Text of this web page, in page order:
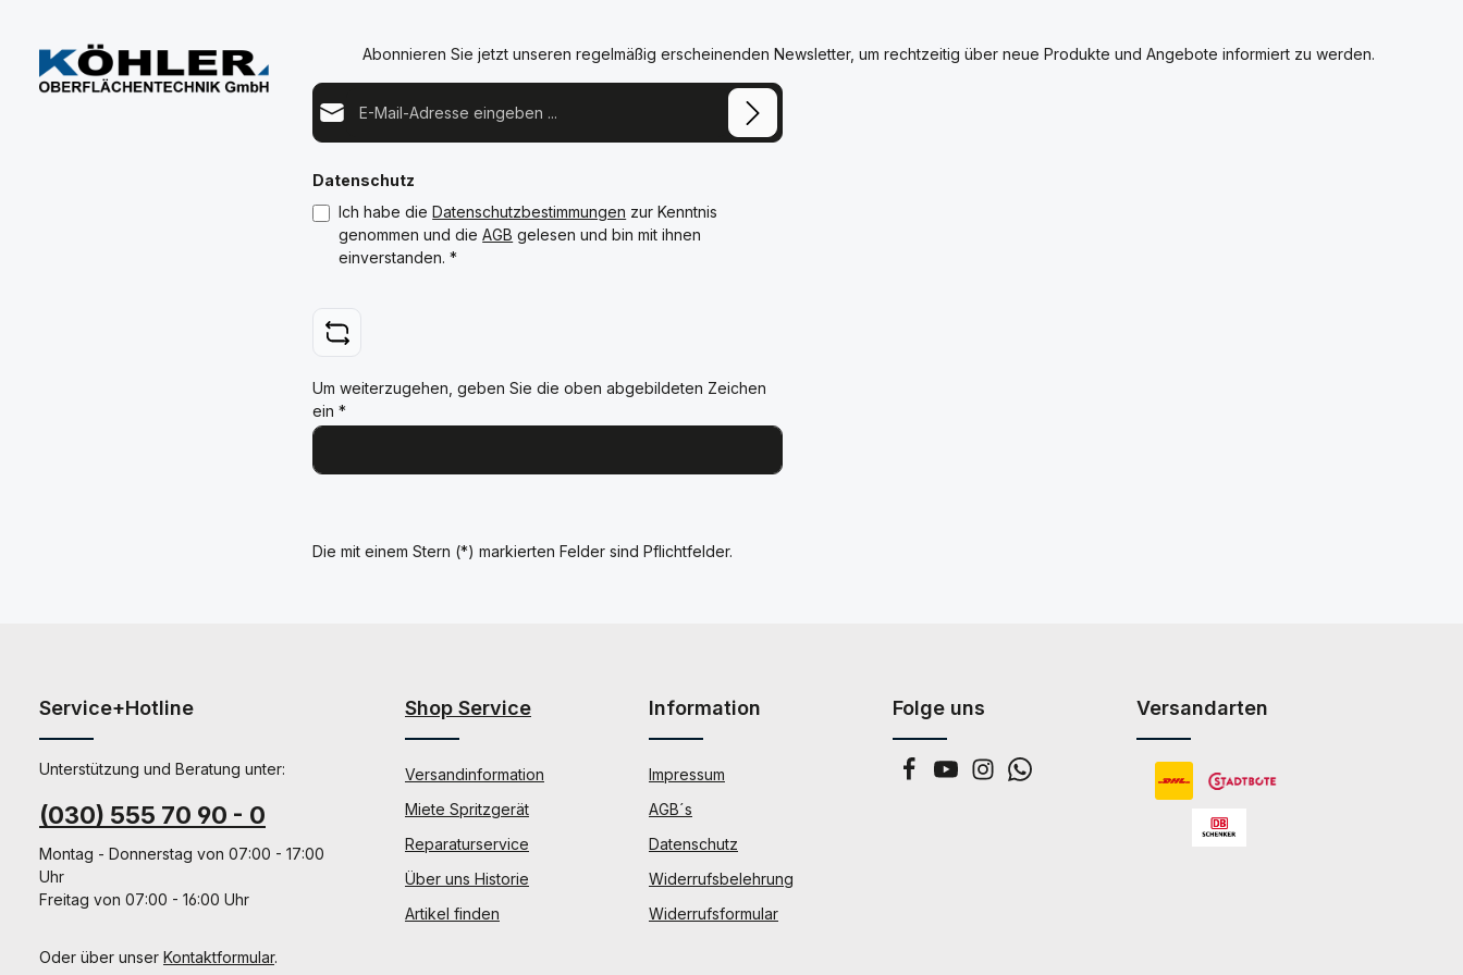
Abonnieren Sie jetzt unseren regelmäßig erscheinenden Newsletter, um rechtzeitig über neue Produkte und Angebote informiert zu werden.
E-Mail-Adresse*
Datenschutz
Ich habe dieDatenschutzbestimmungen zur Kenntnis
genommen und dieAGB gelesen und bin mit ihnen
einverstanden.*
Um weiterzugehen, geben Sie die oben abgebildeten Zeichen
ein*
Die mit einem Stern (*) markierten Felder sind Pflichtfelder.
Service+Hotline
Unterstützung und Beratung unter:
(030) 555 70 90 - 0
Montag - Donnerstag von 07:00 - 17:00
Uhr
Freitag von 07:00 - 16:00 Uhr
Oder über unser Kontaktformular.
Shop Service
Versandinformation
Miete Spritzgerät
Reparaturservice
Über uns Historie
Artikel finden
Information
Impressum
AGB´s
Datenschutz
Widerrufsbelehrung
Widerrufsformular
Folge uns Versandarten